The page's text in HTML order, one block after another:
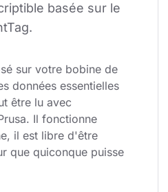
basée sur le
sur votre bobine de
données essentielles
être lu avec
Il fonctionne
il est libre d'être
que quiconque puisse